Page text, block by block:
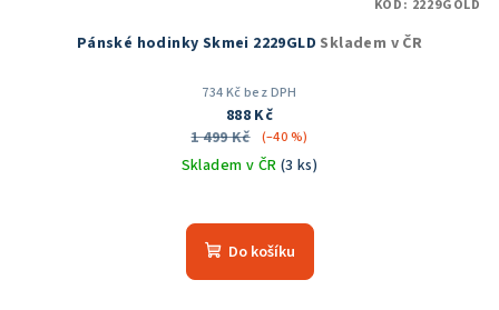
Pánské hodinky Skmei 2229GLD Skladem v ČR
734 Kč bez DPH
888 Kč
1 499 Kč
(–40 %)
Skladem v ČR (3 ks)
Do košíku
KÓD: 2229GOLD